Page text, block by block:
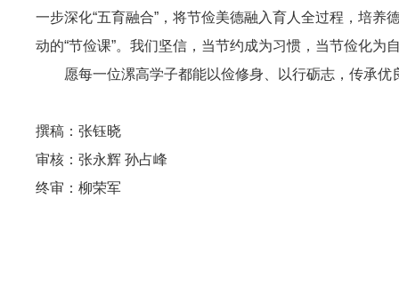
一步深化“五育融合”，将节俭美德融入育人全过程，培
动的“节俭课”。我们坚信，当节约成为习惯，当节俭化
愿每一位漯高学子都能以俭修身、以行砺志，传承优
撰稿：张钰晓
审核：张永辉 孙占峰
终审：柳荣军